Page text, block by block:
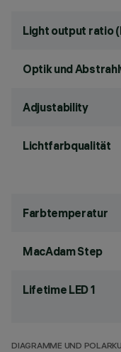
Light output ratio
Optik und
Adjustability
Lichtfarbqualität
Farbtemperatur
MacAdam Step
Lifetime LED 1
DIAGRAMME UND